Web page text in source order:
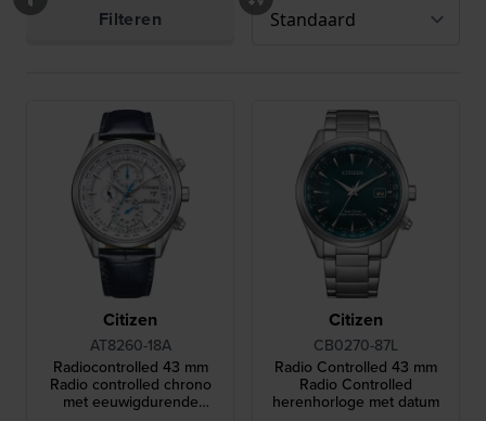
Filteren
Citizen
AT8260-18A
Radiocontrolled 43 mm
Radio controlled chrono
met eeuwigdurende
Citizen
CB0270-87L
Radio Controlled 43 mm
Radio Controlled
herenhorloge met datum